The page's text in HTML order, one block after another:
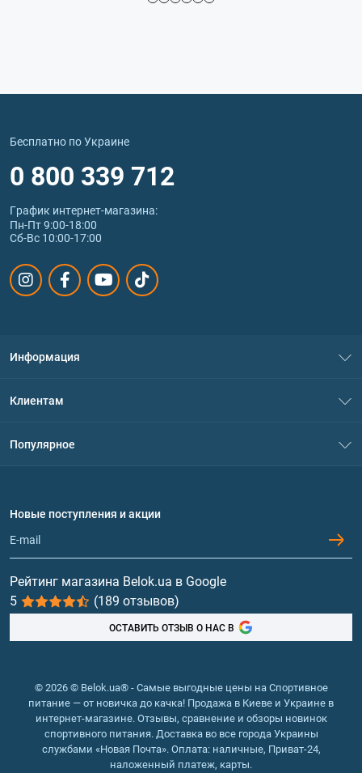
Бесплатно по Украине
0 800 339 712
График интернет‑магазина:
Пн-Пт 9:00-18:00
Сб-Вс 10:00-17:00
Информация
Политика конфиденциальности
Обмен и возврат
Клиентам
Популярное
Протеин
Гейнеры
Витамины и минералы
Рыбий жир, жирные кислоты
Новые поступления и акции
Рейтинг магазина Belok.ua в Google
5
(189 отзывов)
ОСТАВИТЬ ОТЗЫВ О НАС В
© 2026 © Belok.ua® - Самые выгодные цены на Спортивное
питание — от новичка до качка! Продажа в Киеве и Украине в
интернет-магазине. Отзывы, сравнение и обзоры новинок
спортивного питания. Доставка во все города Украины
службами «Новая Почта». Оплата: наличные, Приват-24,
наложенный платеж, карты.